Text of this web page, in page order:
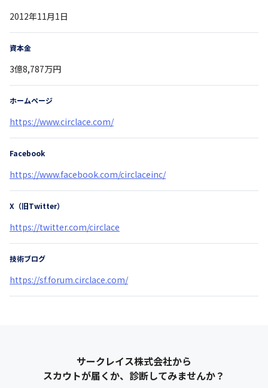
2012年11月1日
資本金
3億8,787万円
ホームページ
https://www.circlace.com/
Facebook
https://www.facebook.com/circlaceinc/
X（旧Twitter）
https://twitter.com/circlace
技術ブログ
https://sf.forum.circlace.com/
サークレイス株式会社から
スカウトが届くか、診断してみませんか？